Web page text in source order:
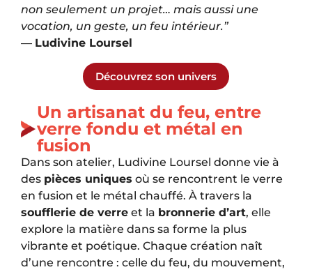
non seulement un projet… mais aussi une
vocation, un geste, un feu intérieur.”
— Ludivine Loursel
Découvrez son univers
Un artisanat du feu, entre
verre fondu et métal en
fusion
Dans son atelier, Ludivine Loursel donne vie à
des pièces uniques où se rencontrent le verre
en fusion et le métal chauffé. À travers la
soufflerie de verre et la bronnerie d’art, elle
explore la matière dans sa forme la plus
vibrante et poétique. Chaque création naît
d’une rencontre : celle du feu, du mouvement,